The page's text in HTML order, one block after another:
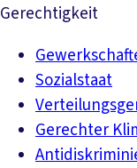
Gerechtigkeit
Sozialstaat
Gerechter